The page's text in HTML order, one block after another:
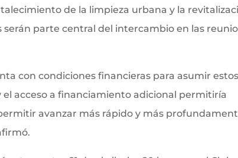
de la limpieza urbana y la
serán parte central del intercambio en las
con condiciones financieras para asumir estos
acceso a financiamiento adicional permitiría
avanzar más rápido y más